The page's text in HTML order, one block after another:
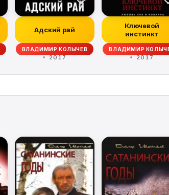
Адский рай
ВЛАДИМИР КОЛЫЧЕВ
2017
Ключевой
инстинкт
ВЛАДИМИР
2017